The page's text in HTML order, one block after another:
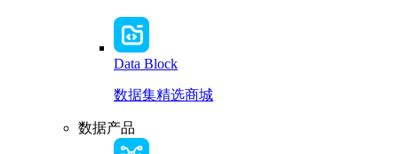
Data Block
数据集精选商城
数据产品